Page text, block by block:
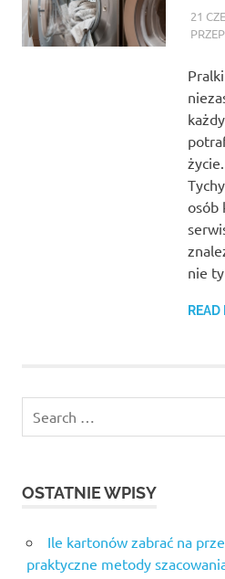
21
osób
nie
READ
for:
OSTATNIE WPISY
Ile kartonów zabrać na
praktyczne metody